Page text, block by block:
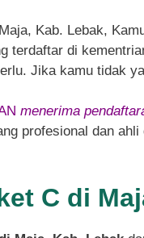
Kab. Lebak,
terdaftar di
Jika kamu tidak
menerima
profesional dan
C di